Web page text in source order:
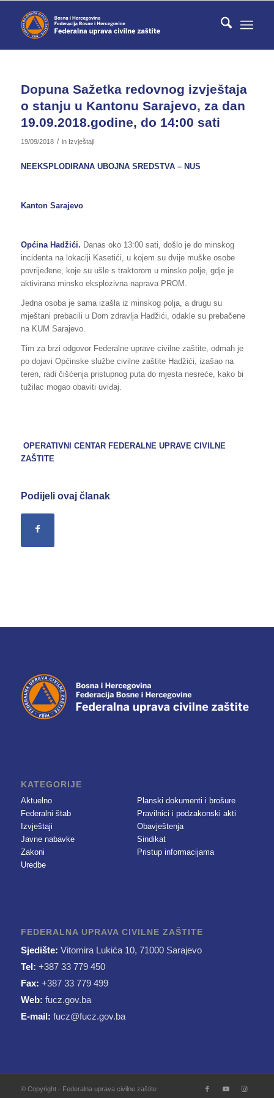
Dopuna Sažetka redovnog izvještaja
o stanju u Kantonu Sarajevo, za dan
19.09.2018.godine, do 14:00 sati
19/09/2018 / in Izvještaji
NEEKSPLODIRANA UBOJNA SREDSTVA – NUS
Kanton Sarajevo
Općina Hadžići. Danas oko 13:00 sati, došlo je do minskog
incidenta na lokaciji Kasetići, u kojem su dvije muške osobe
povrijeđene, koje su ušle s traktorom u minsko polje, gdje je
aktivirana minsko eksplozivna naprava PROM.
Jedna osoba je sama izašla iz minskog polja, a drugu su
mještani prebacili u Dom zdravlja Hadžići, odakle su prebačene
na KUM Sarajevo.
Tim za brzi odgovor Federalne uprave civilne zaštite, odmah je
po dojavi Općinske službe civilne zaštite Hadžići, izašao na
teren, radi čišćenja pristupnog puta do mjesta nesreće, kako bi
tužilac mogao obaviti uviđaj.
OPERATIVNI CENTAR FEDERALNE UPRAVE CIVILNE
ZAŠTITE
Podijeli ovaj članak
KATEGORIJE
Aktuelno
Federalni štab
Izvještaji
Javne nabavke
Zakoni
Uredbe
Planski dokumenti i brošure
Pravilnici i podzakonski akti
Obavještenja
Sindikat
Pristup informacijama
FEDERALNA UPRAVA CIVILNE ZAŠTITE
Sjedište: Vitomira Lukića 10, 71000 Sarajevo
Tel: +387 33 779 450
Fax: +387 33 779 499
Web: fucz.gov.ba
E-mail: fucz@fucz.gov.ba
© Copyright - Federalna uprava civilne zaštite